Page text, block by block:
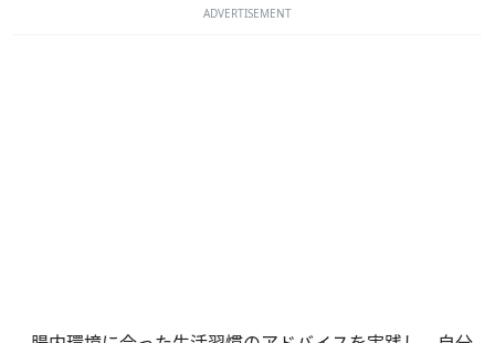
ADVERTISEMENT